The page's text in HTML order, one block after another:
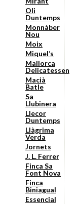
Oli
Duntemps
Monnàber
Nou
Moix
Miquel’s
Mallorca
Delicatessen
Macià
Batle
Sa
Llubinera
Llecor
Duntemps
Llàgrima
Verda
Jornets
J. L. Ferrer
Finca Sa
Font Nova
Finca
Biniagual
Essencial